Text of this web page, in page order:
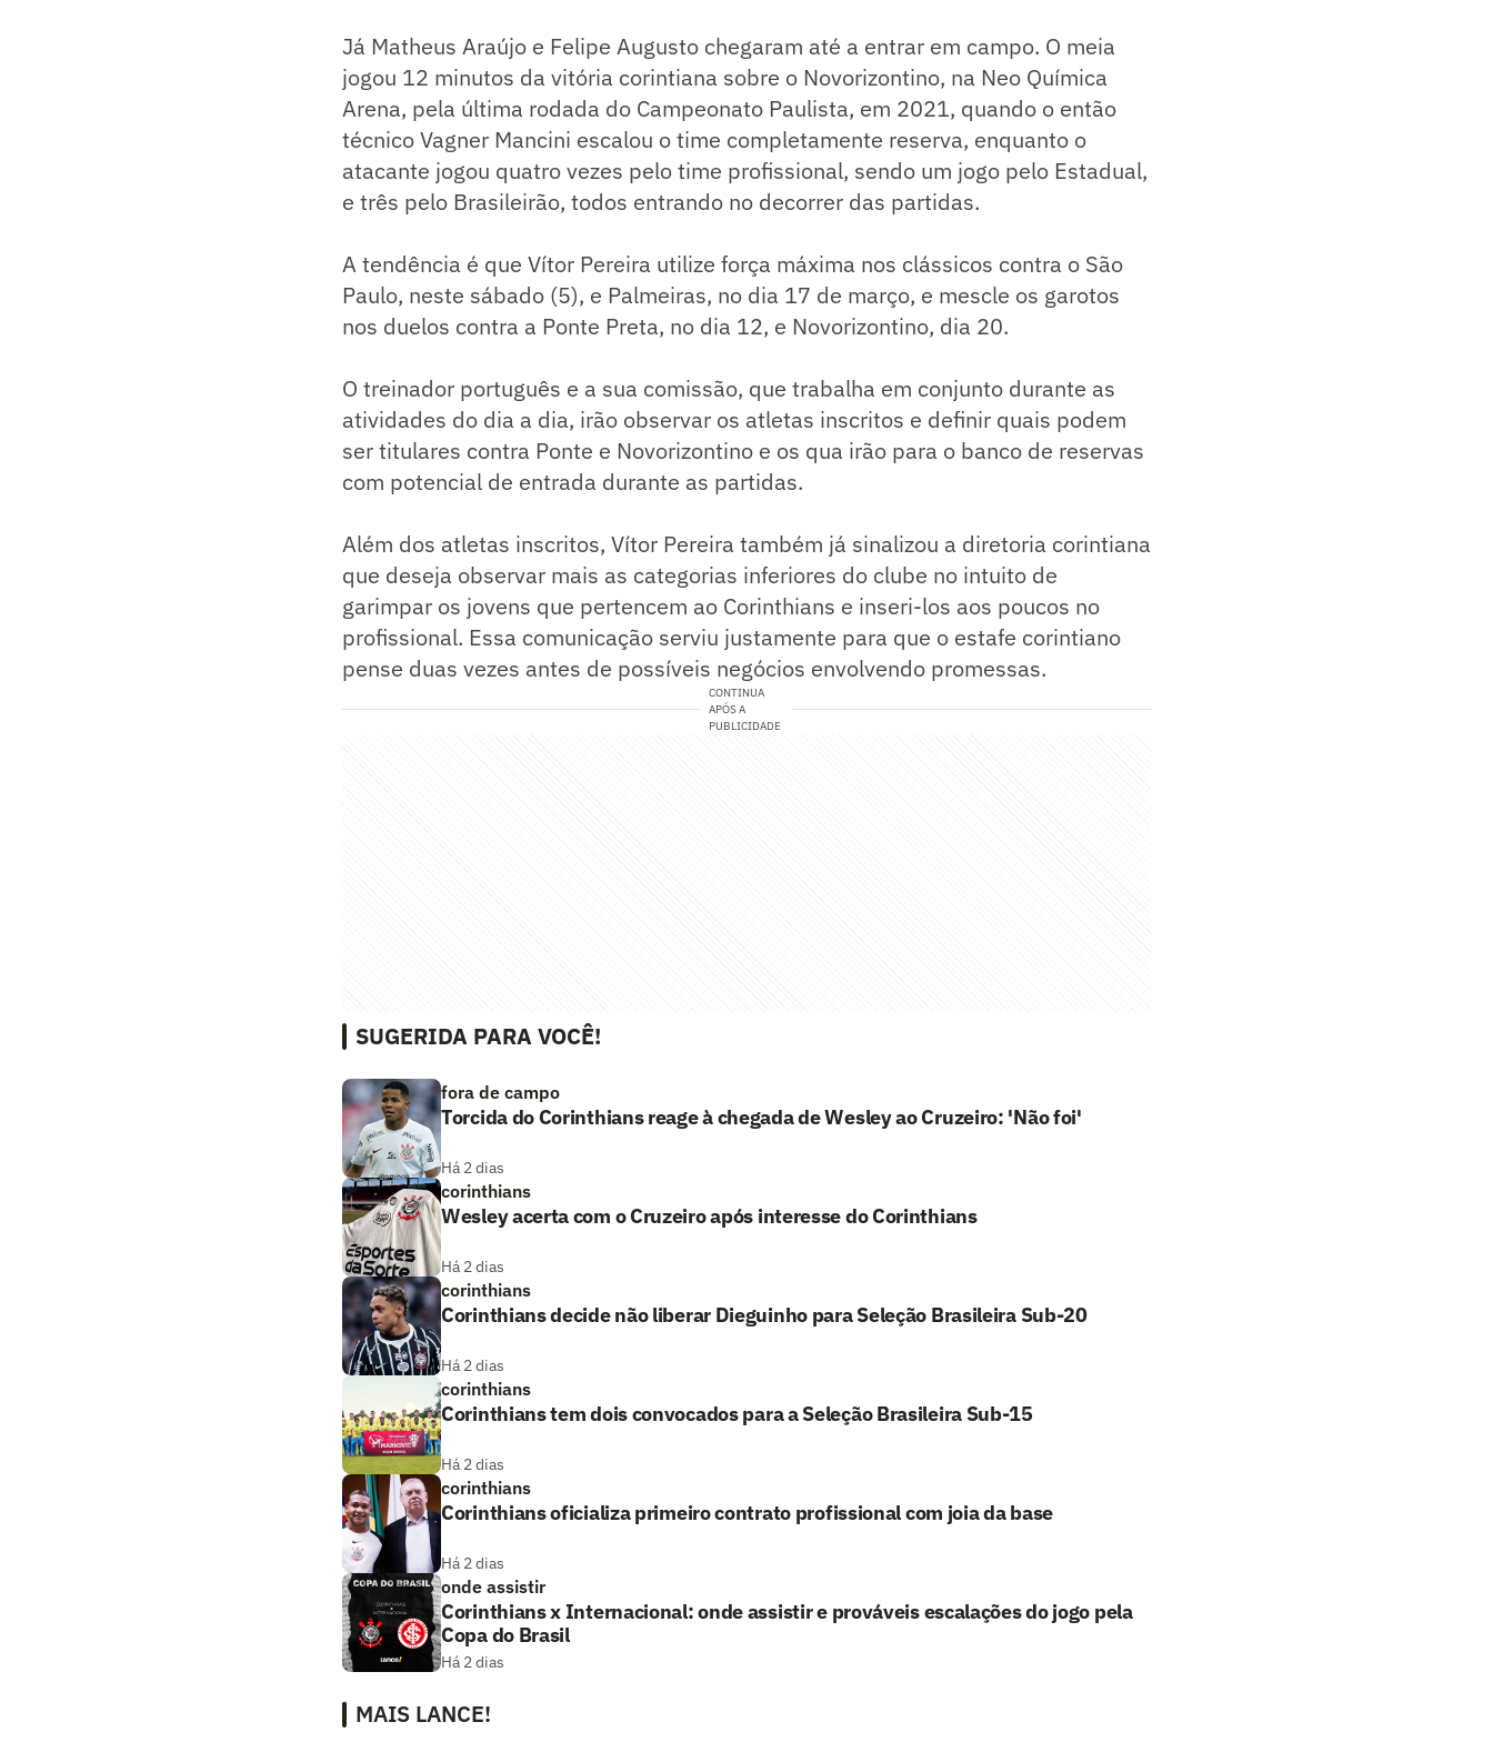
Já Matheus Araújo e Felipe Augusto chegaram até a entrar em campo. O meia
jogou 12 minutos da vitória corintiana sobre o Novorizontino, na Neo Química
Arena, pela última rodada do Campeonato Paulista, em 2021, quando o então
técnico Vagner Mancini escalou o time completamente reserva, enquanto o
atacante jogou quatro vezes pelo time profissional, sendo um jogo pelo Estadual,
e três pelo Brasileirão, todos entrando no decorrer das partidas.
A tendência é que Vítor Pereira utilize força máxima nos clássicos contra o São
Paulo, neste sábado (5), e Palmeiras, no dia 17 de março, e mescle os garotos
nos duelos contra a Ponte Preta, no dia 12, e Novorizontino, dia 20.
O treinador português e a sua comissão, que trabalha em conjunto durante as
atividades do dia a dia, irão observar os atletas inscritos e definir quais podem
ser titulares contra Ponte e Novorizontino e os qua irão para o banco de reservas
com potencial de entrada durante as partidas.
Além dos atletas inscritos, Vítor Pereira também já sinalizou a diretoria corintiana
que deseja observar mais as categorias inferiores do clube no intuito de
garimpar os jovens que pertencem ao Corinthians e inseri-los aos poucos no
profissional. Essa comunicação serviu justamente para que o estafe corintiano
pense duas vezes antes de possíveis negócios envolvendo promessas.
CONTINUA
APÓS A
PUBLICIDADE
SUGERIDA PARA VOCÊ!
fora de campo
Torcida do Corinthians reage à chegada de Wesley ao Cruzeiro: 'Não foi'
Há 2 dias
corinthians
Wesley acerta com o Cruzeiro após interesse do Corinthians
Há 2 dias
corinthians
Corinthians decide não liberar Dieguinho para Seleção Brasileira Sub-20
Há 2 dias
corinthians
Corinthians tem dois convocados para a Seleção Brasileira Sub-15
Há 2 dias
corinthians
Corinthians oficializa primeiro contrato profissional com joia da base
Há 2 dias
onde assistir
Corinthians x Internacional: onde assistir e prováveis escalações do jogo pela
Copa do Brasil
Há 2 dias
MAIS LANCE!